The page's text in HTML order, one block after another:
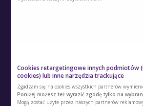
Regulamin kont i usług
Polityka prywatności usług
Cookies retargetingowe innych podmiotów
cookies) lub inne narzędzia trackujące
Zgadzam się na cookies wszystkich partnerów
Poniżej możesz też wyrazić zgodę tylko na
Mogą zostać użyte przez naszych partnerów